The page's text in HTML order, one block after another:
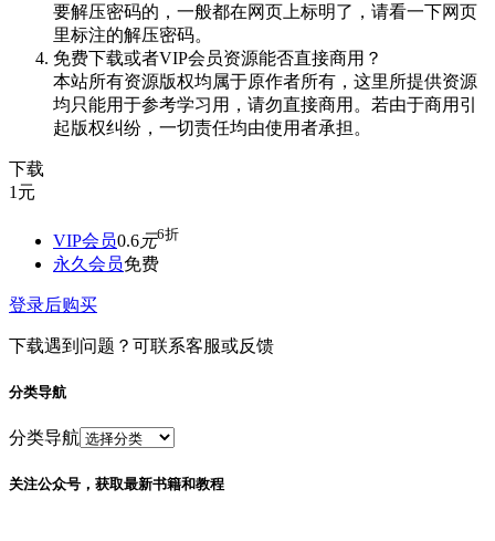
要解压密码的，一般都在网页上标明了，请看一下网页
里标注的解压密码。
免费下载或者VIP会员资源能否直接商用？
本站所有资源版权均属于原作者所有，这里所提供资源
均只能用于参考学习用，请勿直接商用。若由于商用引
起版权纠纷，一切责任均由使用者承担。
下载
1 元
VIP会员0.6元6折
永久会员免费
登录后购买
下载遇到问题？可联系客服或反馈
分类导航
分类导航
关注公众号，获取最新书籍和教程